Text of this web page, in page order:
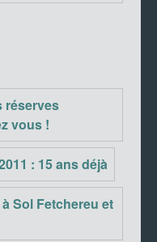
réserves
vous !
: 15 ans déjà
Sol Fetchereu et